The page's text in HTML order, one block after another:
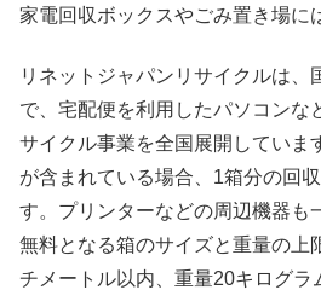
家電回収ボックスやごみ置き場に
リネットジャパンリサイクルは、
で、宅配便を利用したパソコンな
サイクル事業を全国展開していま
が含まれている場合、1箱分の回
す。プリンターなどの周辺機器も
無料となる箱のサイズと重量の上
チメートル以内、重量20キログラ